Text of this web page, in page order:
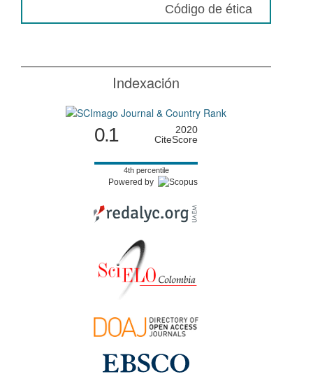
Código de ética
Indexación
0.1
2020
CiteScore
4th percentile
Powered by